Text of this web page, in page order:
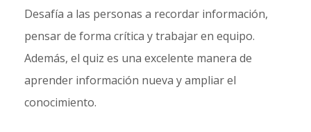
Desafía a las personas a recordar información,
pensar de forma crítica y trabajar en equipo.
Además, el quiz es una excelente manera de
aprender información nueva y ampliar el
conocimiento.